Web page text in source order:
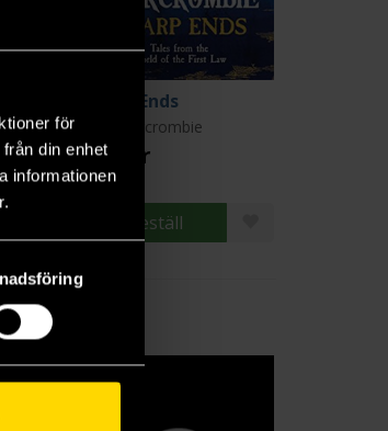
för
din enhet
informationen
Sharp Ends
Joe Abercrombie
179 kr
Beställ